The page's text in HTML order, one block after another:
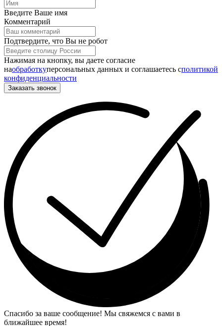
Введите Ваше имя
Комментарий
Подтвердите, что Вы не робот
Нажимая на кнопку, вы даете согласие
наобработкуперсональных данных и соглашаетесь cполитикой
конфиденциальности
Заказать звонок
Спасибо за ваше сообщение! Мы свяжемся с вами в
ближайшее время!